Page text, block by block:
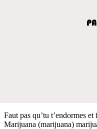
Faut pas qu’tu t’endormes
Marijuana (marijuana)